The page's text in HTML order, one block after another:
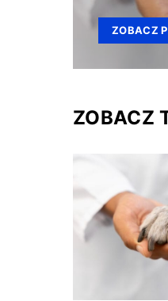
ZOBACZ
ZOBACZ